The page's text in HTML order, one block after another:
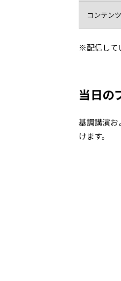
コンテンツ
※配信して
当日の
基調講演お
けます。